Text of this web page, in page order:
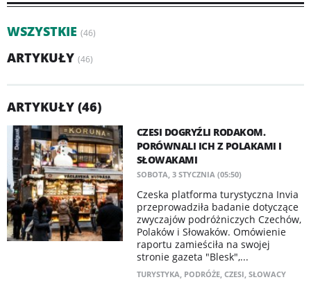
WSZYSTKIE (46)
ARTYKUŁY (46)
ARTYKUŁY (46)
CZESI DOGRYŹLI RODAKOM.
PORÓWNALI ICH Z POLAKAMI I
SŁOWAKAMI
SOBOTA, 3 STYCZNIA (05:50)
Czeska platforma turystyczna Invia
przeprowadziła badanie dotyczące
zwyczajów podróżniczych Czechów,
Polaków i Słowaków. Omówienie
raportu zamieściła na swojej
stronie gazeta "Blesk",...
TURYSTYKA, PODRÓŻE, CZESI, SŁOWACY